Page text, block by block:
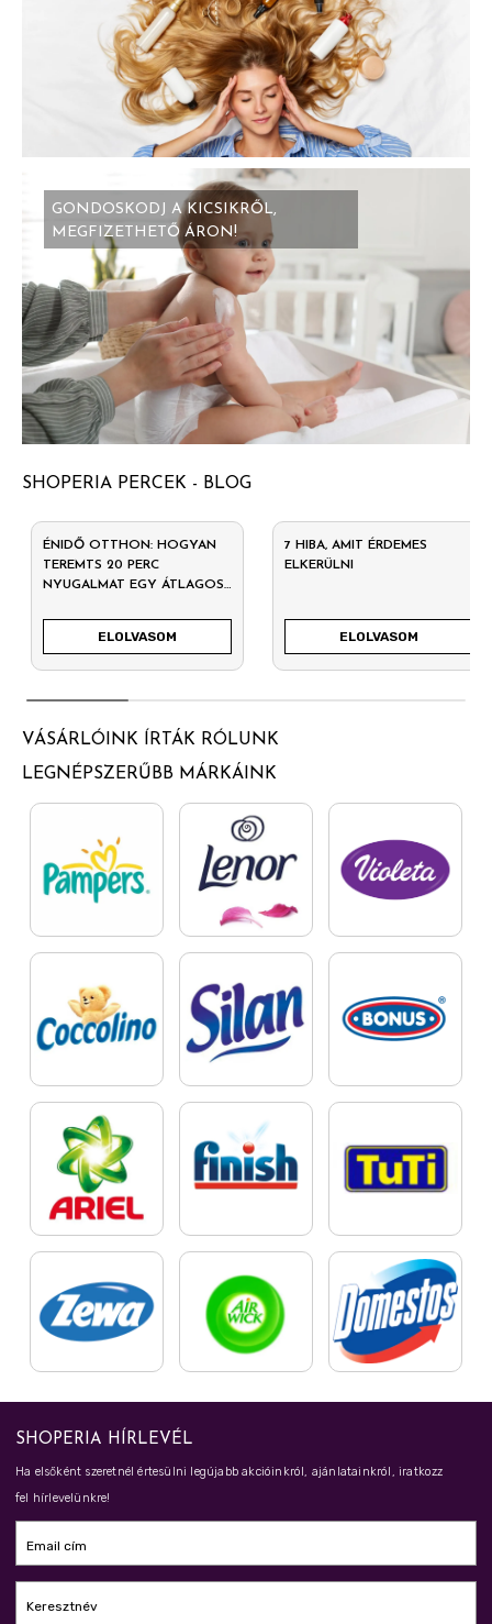
GONDOSKODJ A KICSIKRŐL,
MEGFIZETHETŐ ÁRON!
SHOPERIA PERCEK - BLOG
ÉNIDŐ OTTHON: HOGYAN
TEREMTS 20 PERC
NYUGALMAT EGY ÁTLAGOS
ELOLVASOM
7 HIBA, AMIT ÉRDEMES
ELKERÜLNI
ELOLVASOM
VÁSÁRLÓINK ÍRTÁK RÓLUNK
LEGNÉPSZERŰBB MÁRKÁINK
SHOPERIA HÍRLEVÉL
Ha elsőként szeretnél értesülni legújabb akcióinkról, ajánlatainkról, iratkozz
fel hírlevelünkre!
Email cím
Keresztnév